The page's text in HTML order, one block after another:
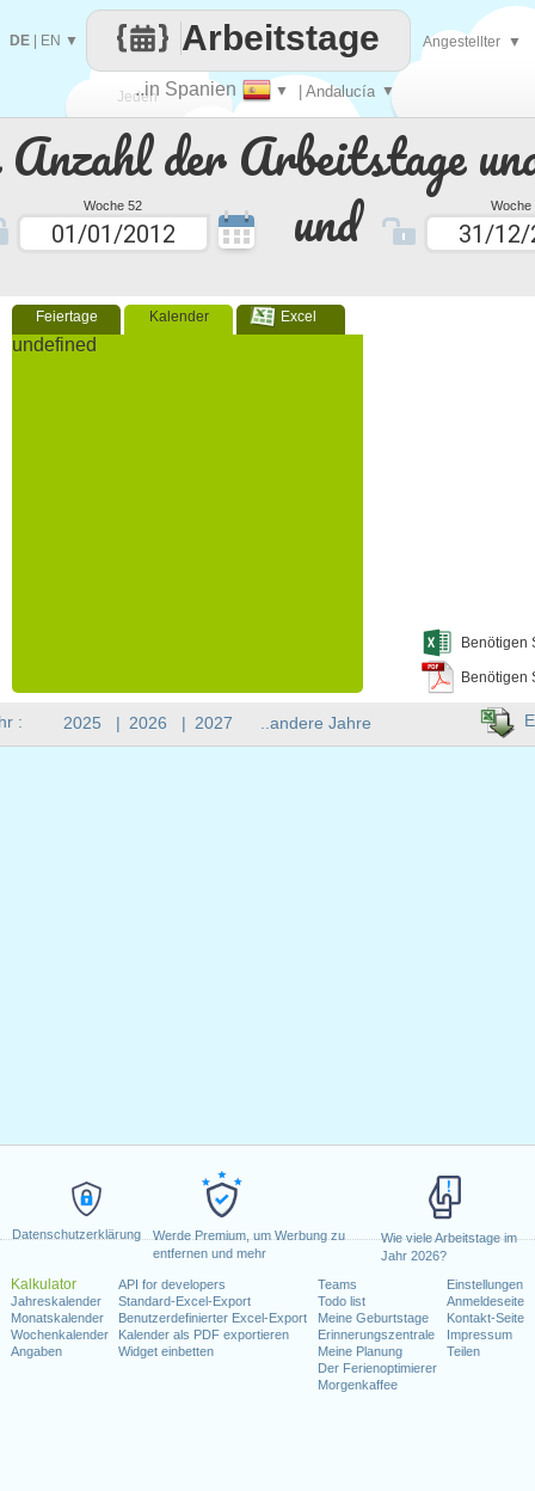
Datenschutzerklärung
Werde Premium, um Werbung zu
entfernen und mehr
Wie viele Arbeitstage im
Jahr 2026?
Kalkulator
Jahreskalender
Monatskalender
Wochenkalender
Angaben
API for developers
Standard-Excel-Export
Benutzerdefinierter Excel-Export
Kalender als PDF exportieren
Widget einbetten
Teams
Todo list
Meine Geburtstage
Erinnerungszentrale
Meine Planung
Der Ferienoptimierer
Morgenkaffee
Einstellungen
Anmeldeseite
Kontakt-Seite
Impressum
Teilen
Anzahl der Arbeitstage
Woche 52 und Woche
Feiertage Kalender Excel
undefined
Benötigen
Benötigen
Jeden
Tag
..in Spanien ▼ | Andalucía ▼
Arbeitstage
DE EN ▼ Angestellter ▼
: 2025 | 2026 | 2027 ..andere Jahre